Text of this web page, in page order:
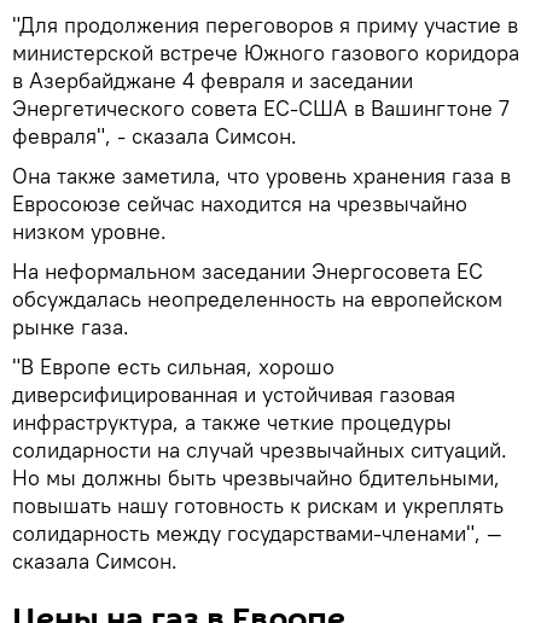
"Для продолжения переговоров я приму участие в
министерской встрече Южного газового коридора
в Азербайджане 4 февраля и заседании
Энергетического совета ЕС-США в Вашингтоне 7
февраля", - сказала Симсон.
Она также заметила, что уровень хранения газа в
Евросоюзе сейчас находится на чрезвычайно
низком уровне.
На неформальном заседании Энергосовета ЕС
обсуждалась неопределенность на европейском
рынке газа.
"В Европе есть сильная, хорошо
диверсифицированная и устойчивая газовая
инфраструктура, а также четкие процедуры
солидарности на случай чрезвычайных ситуаций.
Но мы должны быть чрезвычайно бдительными,
повышать нашу готовность к рискам и укреплять
солидарность между государствами-членами", —
сказала Симсон.